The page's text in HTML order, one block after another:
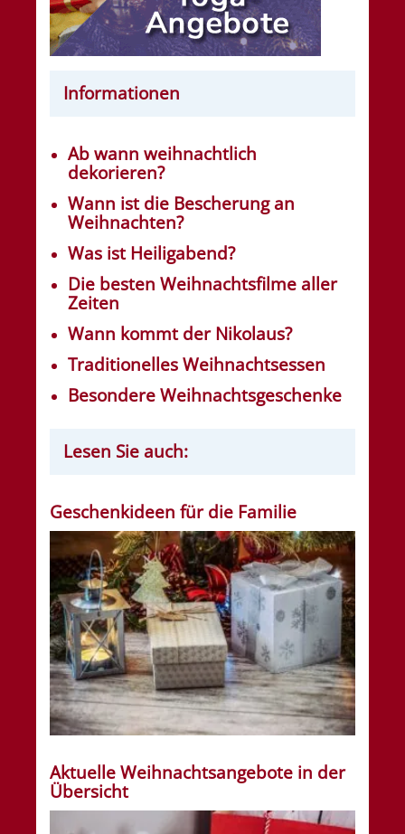
Informationen
Ab wann weihnachtlich
dekorieren?
Wann ist die Bescherung an
Weihnachten?
Was ist Heiligabend?
Die besten Weihnachtsfilme aller
Zeiten
Wann kommt der Nikolaus?
Traditionelles Weihnachtsessen
Besondere Weihnachtsgeschenke
Lesen Sie auch:
Geschenkideen für die Familie
Aktuelle Weihnachtsangebote in der
Übersicht